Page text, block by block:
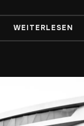
WEITERLESEN